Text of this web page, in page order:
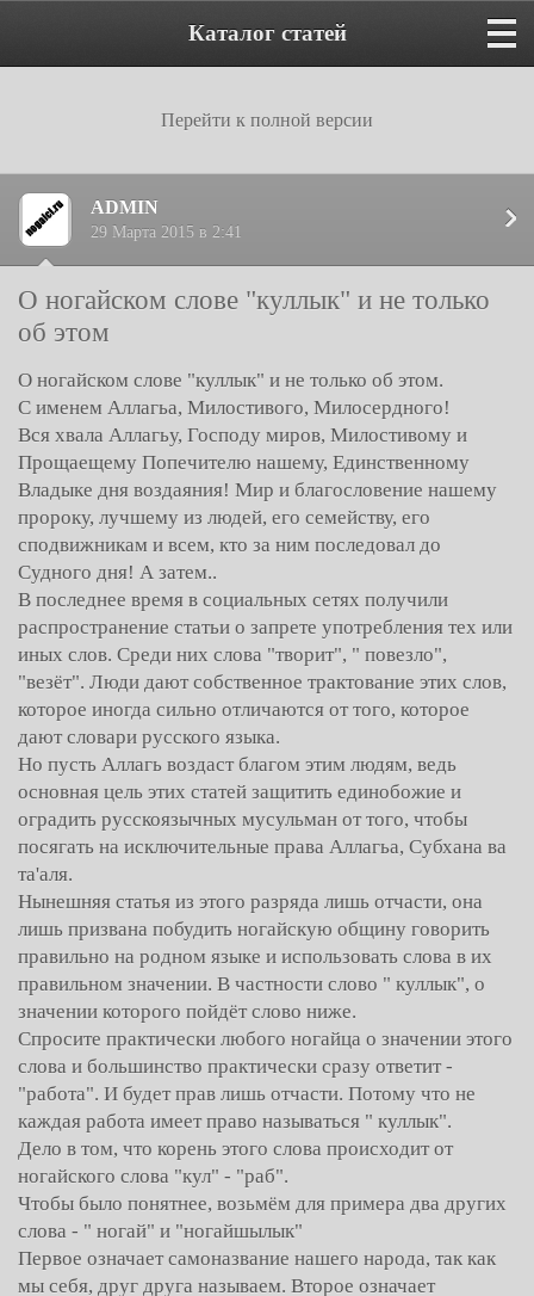
Каталог статей
Перейти к полной версии
ADMIN
29 Марта 2015 в 2:41
О ногайском слове "куллык" и не только
об этом
О ногайском слове "куллык" и не только об этом.
С именем Аллагьа, Милостивого, Милосердного!
Вся хвала Аллагьу, Господу миров, Милостивому и
Прощаещему Попечителю нашему, Единственному
Владыке дня воздаяния! Мир и благословение нашему
пророку, лучшему из людей, его семейству, его
сподвижникам и всем, кто за ним последовал до
Судного дня! А затем..
В последнее время в социальных сетях получили
распространение статьи о запрете употребления тех или
иных слов. Среди них слова "творит", " повезло",
"везёт". Люди дают собственное трактование этих слов,
которое иногда сильно отличаются от того, которое
дают словари русского языка.
Но пусть Аллагь воздаст благом этим людям, ведь
основная цель этих статей защитить единобожие и
оградить русскоязычных мусульман от того, чтобы
посягать на исключительные права Аллагьа, Субхана ва
та'аля.
Нынешняя статья из этого разряда лишь отчасти, она
лишь призвана побудить ногайскую общину говорить
правильно на родном языке и использовать слова в их
правильном значении. В частности слово " куллык", о
значении которого пойдёт слово ниже.
Спросите практически любого ногайца о значении этого
слова и большинство практически сразу ответит -
"работа". И будет прав лишь отчасти. Потому что не
каждая работа имеет право называться " куллык".
Дело в том, что корень этого слова происходит от
ногайского слова "кул" - "раб".
Чтобы было понятнее, возьмём для примера два других
слова - " ногай" и "ногайшылык"
Первое означает самоназвание нашего народа, так как
мы себя, друг друга называем. Второе означает